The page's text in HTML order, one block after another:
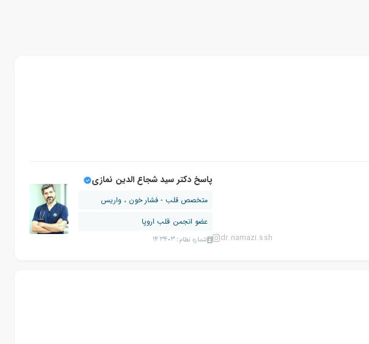
پاسخ دکتر سید شجاع الدین نمازی
متخصص قلب - فشار خون ، واریس
عضو انجمن قلب اروپا
شماره نظام: 143403 dr.namazi.ssh